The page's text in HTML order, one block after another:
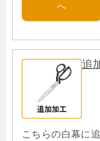
へ
追
こちらの白幕に